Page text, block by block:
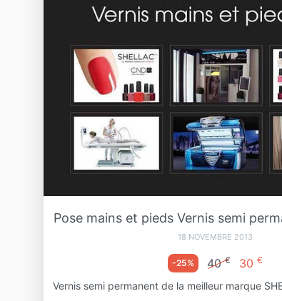
Pose mains et pieds Vernis semi
18 NOVEMBRE 2013
-25% 40€ 30 €
Vernis semi permanent de la meilleur marque